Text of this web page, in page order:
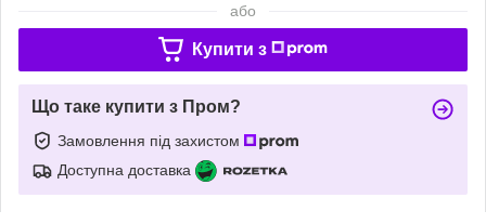
або
Купити з
Що таке купити з Пром?
Замовлення під захистом
Доступна доставка